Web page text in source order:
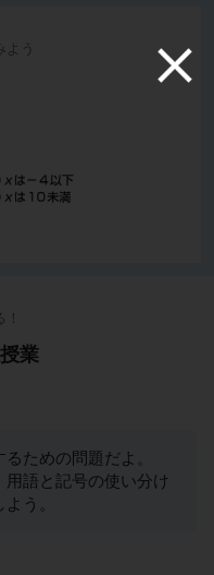
よう
業
ための問題だよ。
用語と記号の使い分け
う。